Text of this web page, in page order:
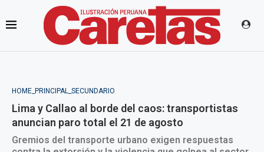
HOME_PRINCIPAL_SECUNDARIO
Lima y Callao al borde del caos: transportistas
anuncian paro total el 21 de agosto
Gremios del transporte urbano exigen respuestas